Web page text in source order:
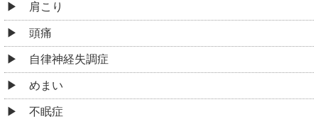
肩こり
頭痛
自律神経失調症
めまい
不眠症